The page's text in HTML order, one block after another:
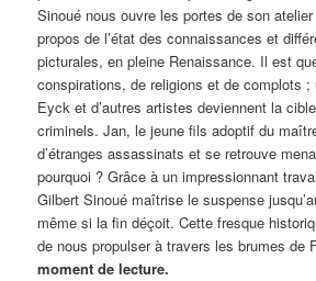
Sinoué nous ouvre les portes de son
propos de l’état des connaissances et
picturales, en pleine Renaissance. Il est
conspirations, de religions et de complots ;
Eyck et d’autres artistes deviennent la
criminels. Jan, le jeune fils adoptif du
d’étranges assassinats et se retrouve
pourquoi ? Grâce à un impressionnant
Gilbert Sinoué maîtrise le suspense
même si la fin déçoit. Cette fresque
de nous propulser à travers les brumes de
moment de lecture.